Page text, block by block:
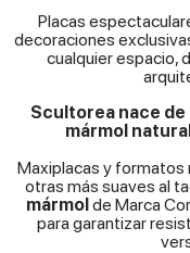
Placas
decoraciones
cualquier espacio,
Scultorea nace
mármol
Maxiplacas y formatos
otras más suaves al
mármolde Marca
para garantizar